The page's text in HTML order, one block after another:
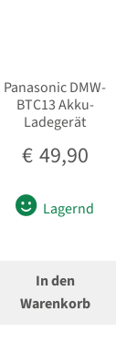
Panasonic DMW-
BTC13 Akku-
Ladegerät
€ 49,90
Lagernd
In den
Warenkorb